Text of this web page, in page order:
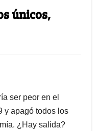
únicos,
ser peor en el
y apagó todos los
¿Hay salida?